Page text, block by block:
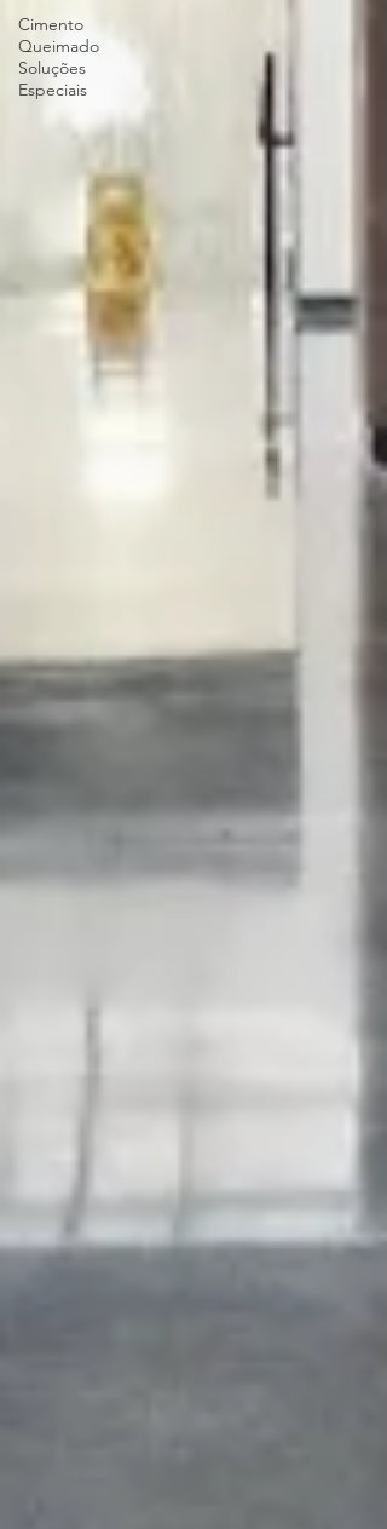
Cimento
Queimado
Soluções
Especiais